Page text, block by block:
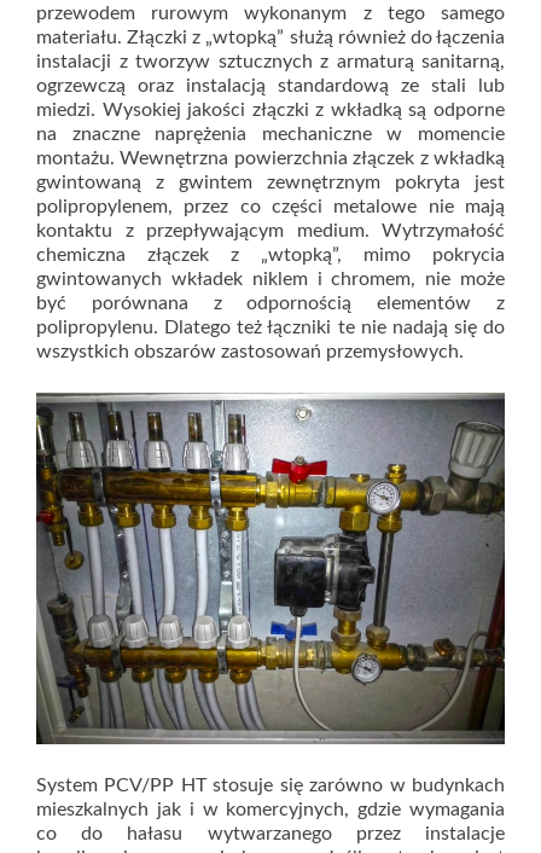
przewodem rurowym wykonanym z tego samego
materiału. Złączki z „wtopką” służą również do łączenia
instalacji z tworzyw sztucznych z armaturą sanitarną,
ogrzewczą oraz instalacją standardową ze stali lub
miedzi. Wysokiej jakości złączki z wkładką są odporne
na znaczne naprężenia mechaniczne w momencie
montażu. Wewnętrzna powierzchnia złączek z wkładką
gwintowaną z gwintem zewnętrznym pokryta jest
polipropylenem, przez co części metalowe nie mają
kontaktu z przepływającym medium. Wytrzymałość
chemiczna złączek z „wtopką”, mimo pokrycia
gwintowanych wkładek niklem i chromem, nie może
być porównana z odpornością elementów z
polipropylenu. Dlatego też łączniki te nie nadają się do
wszystkich obszarów zastosowań przemysłowych.
System PCV/PP HT stosuje się zarówno w budynkach
mieszkalnych jak i w komercyjnych, gdzie wymagania
co do hałasu wytwarzanego przez instalacje